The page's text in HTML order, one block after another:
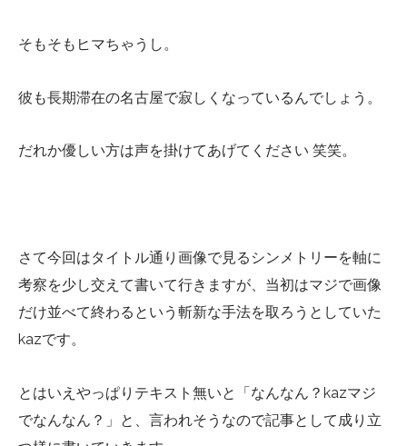
そもそもヒマちゃうし。
彼も長期滞在の名古屋で寂しくなっているんでしょう。
だれか優しい方は声を掛けてあげてください 笑笑。
さて今回はタイトル通り画像で見るシンメトリーを軸に
考察を少し交えて書いて行きますが、当初はマジで画像
だけ並べて終わるという斬新な手法を取ろうとしていた
kazです。
とはいえやっぱりテキスト無いと「なんなん？kazマジ
でなんなん？」と、言われそうなので記事として成り立